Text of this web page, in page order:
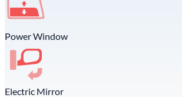
Power Window
Electric Mirror